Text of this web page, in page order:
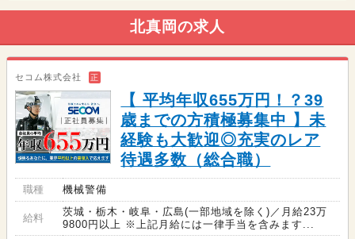
北真岡の求人
セコム株式会社 正
【 平均年収655万円！？39
歳までの方積極募集中 】未
経験も大歓迎◎充実のレア
待遇多数（総合職）
職種 機械警備
給料
茨城・栃木・岐阜・広島(一部地域を除く)／月給23万
9800円以上 ※上記月給には一律手当を含みます...